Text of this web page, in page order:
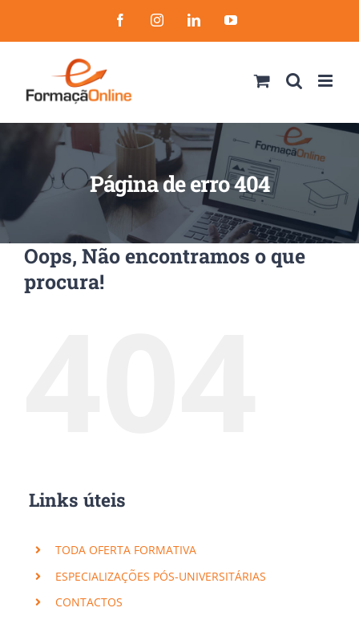
to
FacebookInstagramLinkedInYouTube
Página de erro 404
Oops, Não encontramos o que
procura!
Links úteis
TODA OFERTA FORMATIVA
ESPECIALIZAÇÕES PÓS-UNIVERSITÁRIAS
CONTACTOS